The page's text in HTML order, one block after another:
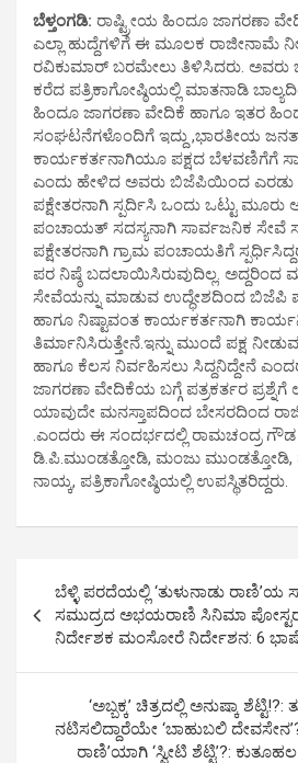
ಬೆಳ್ತಂಗಡಿ: ರಾಷ್ಟ್ರೀಯ ಹಿಂದೂ ಜಾಗರಣಾ
ಎಲ್ಲಾ ಹುದ್ದೆಗಳಿಗೆ ಈ ಮೂಲಕ ರಾಜೀನಾಮೆ
ರವಿಕುಮಾರ್ ಬರಮೇಲು ತಿಳಿಸಿದರು. ಅವರು
ಕರೆದ ಪತ್ರಿಕಾಗೋಷ್ಠಿಯಲ್ಲಿ ಮಾತನಾಡಿ
ಹಿಂದೂ ಜಾಗರಣಾ ವೇದಿಕೆ ಹಾಗೂ ಇತರ
ಸಂಘಟನೆಗಳೊಂದಿಗೆ ಇದ್ದು ,ಭಾರತೀಯ
ಕಾರ್ಯಕರ್ತನಾಗಿಯೂ ಪಕ್ಷದ ಬೆಳವಣಿಗೆಗೆ
ಎಂದು ಹೇಳಿದ ಅವರು ಬಿಜೆಪಿಯಿಂದ ಎರಡು
ಪಕ್ಷೇತರನಾಗಿ ಸ್ಪರ್ದಿಸಿ ಒಂದು ಒಟ್ಟು
ಪಂಚಾಯತ್ ಸದಸ್ಯನಾಗಿ ಸಾರ್ವಜನಿಕ ಸೇವೆ
ಪಕ್ಷೇತರನಾಗಿ ಗ್ರಾಮ ಪಂಚಾಯತಿಗೆ
ಪರ ನಿಷ್ಠೆ ಬದಲಾಯಿಸಿರುವುದಿಲ್ಲ.
ಸೇವೆಯನ್ನು ಮಾಡುವ ಉದ್ಧೇಶದಿಂದ ಬಿಜೆಪಿ
ಹಾಗೂ ನಿಷ್ಟಾವಂತ ಕಾರ್ಯಕರ್ತನಾಗಿ
ತಿರ್ಮಾನಿಸಿರುತ್ತೇನೆ.ಇನ್ನು ಮುಂದೆ ಪಕ್ಷ
ಹಾಗೂ ಕೆಲಸ ನಿರ್ವಹಿಸಲು ಸಿದ್ದನಿದ್ದೇನೆ
ಜಾಗರಣಾ ವೇದಿಕೆಯ ಬಗ್ಗೆ ಪತ್ರಕರ್ತರ
ಯಾವುದೇ ಮನಸ್ತಾಪದಿಂದ ಬೇಸರದಿಂದ
.ಎಂದರು ಈ ಸಂದರ್ಭದಲ್ಲಿ ರಾಮಚಂದ್ರ
ಡಿ.ಪಿ.ಮುಂಡತ್ತೋಡಿ, ಮಂಜು
ನಾಯ್ಕ, ಪತ್ರಿಕಾಗೋಷ್ಠಿಯಲ್ಲಿ ಉಪಸ್ಥಿತರಿದ್ದರು.
t
ಬೆಳ್ಳಿ ಪರದೆಯಲ್ಲಿ ‘ತುಳುನಾಡು ರಾಣಿ’ಯ
ಸಮುದ್ರದ ಅಭಯರಾಣಿ ಸಿನಿಮಾ ಪೋಸ್ಟರ್
ನಿರ್ದೇಶಕ ಮಂಸೋರೆ ನಿರ್ದೇಶನ: 6
‘ಅಬ್ಬಕ್ಕ’ ಚಿತ್ರದಲ್ಲಿ ಅನುಷ್ಕಾ
ನಟಿಸಲಿದ್ದಾರೆಯೇ ‘ಬಾಹುಬಲಿ
ರಾಣಿ’ಯಾಗಿ ‘ಸ್ವೀಟಿ ಶೆಟ್ಟಿ’?: